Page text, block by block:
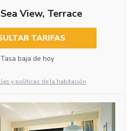
View, Terrace
TARIFAS
Tasa baja de hoy
y políticas de la habitación